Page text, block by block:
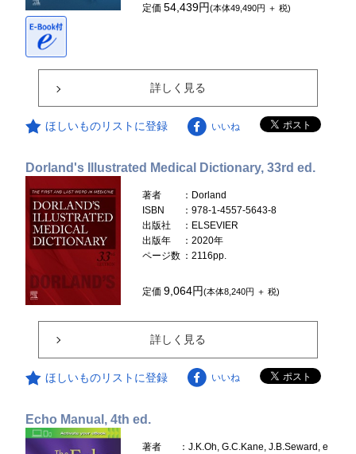
定価54,439円(本体49,490円 ＋ 税)
詳しく見る
ほしいものリストに登録 いいね
Dorland's Illustrated Medical Dictionary, 33rd ed.
著者
：Dorland
ISBN
：978-1-4557-5643-8
出版社
：ELSEVIER
出版年
：2020年
ページ数 ：2116pp.
定価9,064円(本体8,240円 ＋ 税)
詳しく見る
ほしいものリストに登録 いいね
Echo Manual, 4th ed.
著者
：J.K.Oh, G.C.Kane, J.B.Seward, e